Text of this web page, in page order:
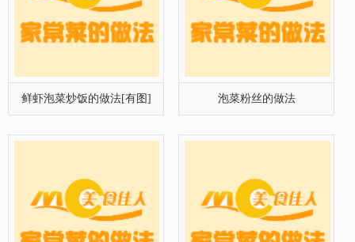
泡菜怎么才能更好吃 泡菜炒肉丝的做法